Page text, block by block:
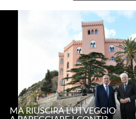
MA RIUSCIRÀ L’UTVEGGIO